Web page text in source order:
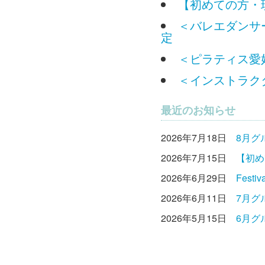
【初めての方
＜バレエダン
定
＜ピラティス
＜インストラ
最近のお知らせ
2026年7月18日
8月グ
2026年7月15日
【初
2026年6月29日
2026年6月11日
7月グ
2026年5月15日
6月グ